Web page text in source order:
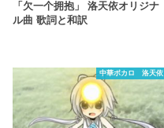
「欠一个拥抱」 洛天依オリジナ
ル曲 歌詞と和訳
中華ボカロ 洛天依